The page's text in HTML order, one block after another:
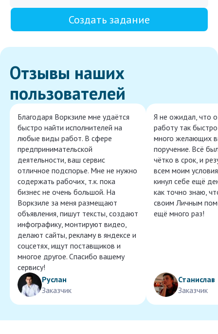
Создать задание
Отзывы наших
пользователей
Благодаря Воркзиле мне удаётся
быстро найти исполнителей на
любые виды работ. В сфере
предпринимательской
деятельности, ваш сервис
отличное подспорье. Мне не нужно
содержать рабочих, т.к. пока
бизнес не очень большой. На
Воркзиле за меня размещают
объявления, пишут тексты, создают
инфографику, монтируют видео,
делают сайты, рекламу в яндексе и
соцсетях, ищут поставщиков и
многое другое. Спасибо вашему
сервису!
Руслан
Заказчик
Я не ожидал, что
работу так
много желающих
поручение. Всё
чётко в срок, и
всем моим
кинул себе ещё
как точно знаю,
своим Личным
ещё много раз!
Станислав
Заказчик